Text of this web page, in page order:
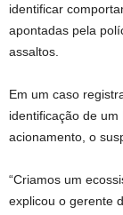
identificar
apontadas pela
assaltos.
Em um caso
identificação de
acionamento, o
“Criamos um
explicou o gerente